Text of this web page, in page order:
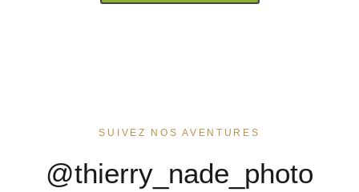
SUIVEZ NOS AVENTURES
@thierry_nade_photo